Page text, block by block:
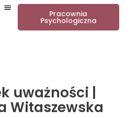
Pracownia
Psychologiczna
uważności |
Witaszewska